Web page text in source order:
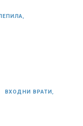
ВХОДНИ ВРАТИ,